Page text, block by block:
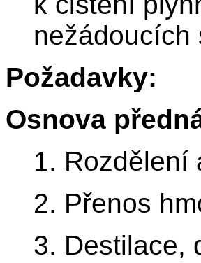
nežádoucích
Požadavky:
Osnova
1. Rozdělení
2. Přenos
3. Destilace,